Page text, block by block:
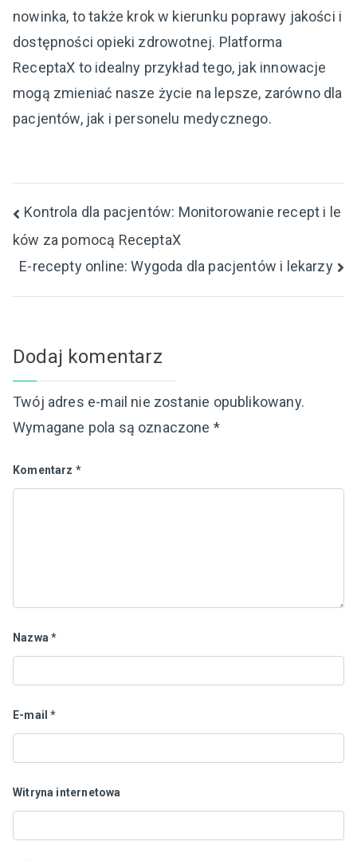
nowinka, to także krok w kierunku poprawy jakości i
dostępności opieki zdrowotnej. Platforma
ReceptaX to idealny przykład tego, jak innowacje
mogą zmieniać nasze życie na lepsze, zarówno dla
pacjentów, jak i personelu medycznego.
Nawigacja
wpisu
Kontrola dla pacjentów: Monitorowanie recept i le
ków za pomocą ReceptaX
E-recepty online: Wygoda dla pacjentów i lekarzy
Dodaj komentarz
Twój adres e-mail nie zostanie opublikowany.
Wymagane pola są oznaczone *
Komentarz *
Nazwa*
E-mail*
Witryna internetowa